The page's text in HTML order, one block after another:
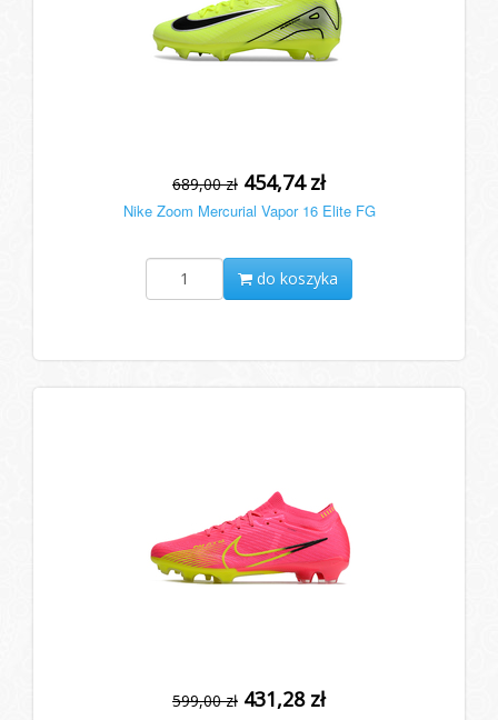
689,00 zł 454,74 zł
Nike Zoom Mercurial Vapor 16 Elite FG
do koszyka
599,00 zł 431,28 zł